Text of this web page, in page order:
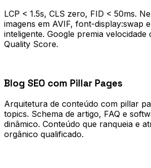
LCP < 1.5s, CLS zero, FID < 50ms.
imagens em AVIF, font-display:swap
inteligente. Google premia velocidade
Quality Score.
Blog SEO com Pillar Pages
Arquitetura de conteúdo com pillar
topics. Schema de artigo, FAQ e
dinâmico. Conteúdo que ranqueia e
orgânico qualificado.